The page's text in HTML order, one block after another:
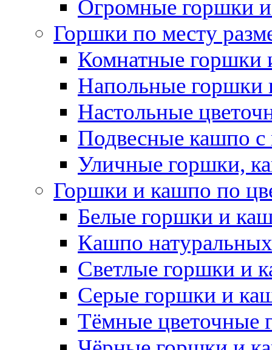
Огромные горшки
Горшки по месту
Комнатные горшки
Напольные горшки
Настольные
Подвесные кашпо с
Уличные горшки,
Горшки и кашпо по
Белые горшки и
Кашпо
Светлые горшки и
Серые горшки и
Тёмные цветочные